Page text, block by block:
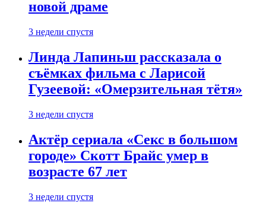
новой драме
3 недели спустя
Линда Лапиньш рассказала о
съёмках фильма с Ларисой
Гузеевой: «Омерзительная тётя»
3 недели спустя
Актёр сериала «Секс в большом
городе» Скотт Брайс умер в
возрасте 67 лет
3 недели спустя